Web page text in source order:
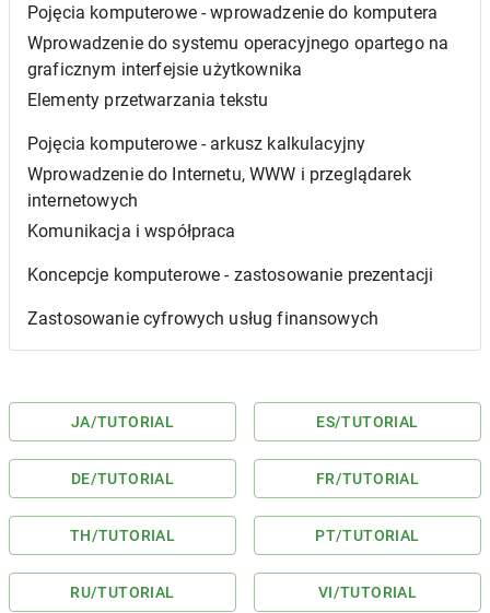
Pojęcia komputerowe - wprowadzenie do komputera
Wprowadzenie do systemu operacyjnego opartego na
graficznym interfejsie użytkownika
Elementy przetwarzania tekstu
Pojęcia komputerowe - arkusz kalkulacyjny
Wprowadzenie do Internetu, WWW i przeglądarek
internetowych
Komunikacja i współpraca
Koncepcje komputerowe - zastosowanie prezentacji
Zastosowanie cyfrowych usług finansowych
JA/TUTORIAL ES/TUTORIAL
DE/TUTORIAL FR/TUTORIAL
TH/TUTORIAL PT/TUTORIAL
RU/TUTORIAL VI/TUTORIAL